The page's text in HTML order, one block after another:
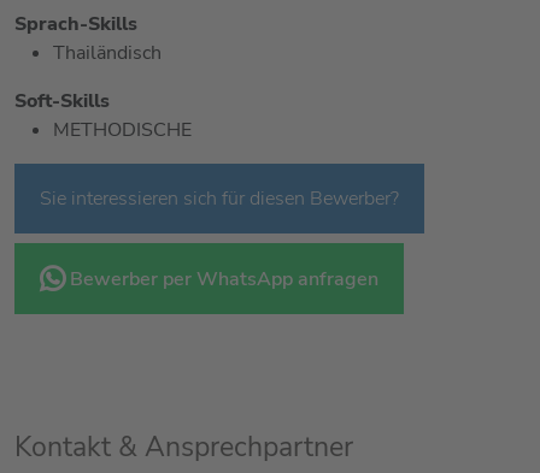
Sprach-Skills
Thailändisch
Soft-Skills
METHODISCHE
Sie interessieren sich für diesen Bewerber?
Bewerber per WhatsApp anfragen
Kontakt & Ansprechpartner